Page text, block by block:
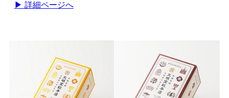
▶ 詳細ページへ